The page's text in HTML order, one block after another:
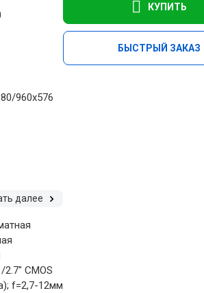
960х576
далее
CMOS
f=2,7-12мм
КУПИТЬ
БЫСТРЫЙ ЗАКАЗ